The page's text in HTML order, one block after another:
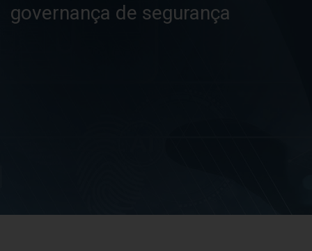
governança de segurança